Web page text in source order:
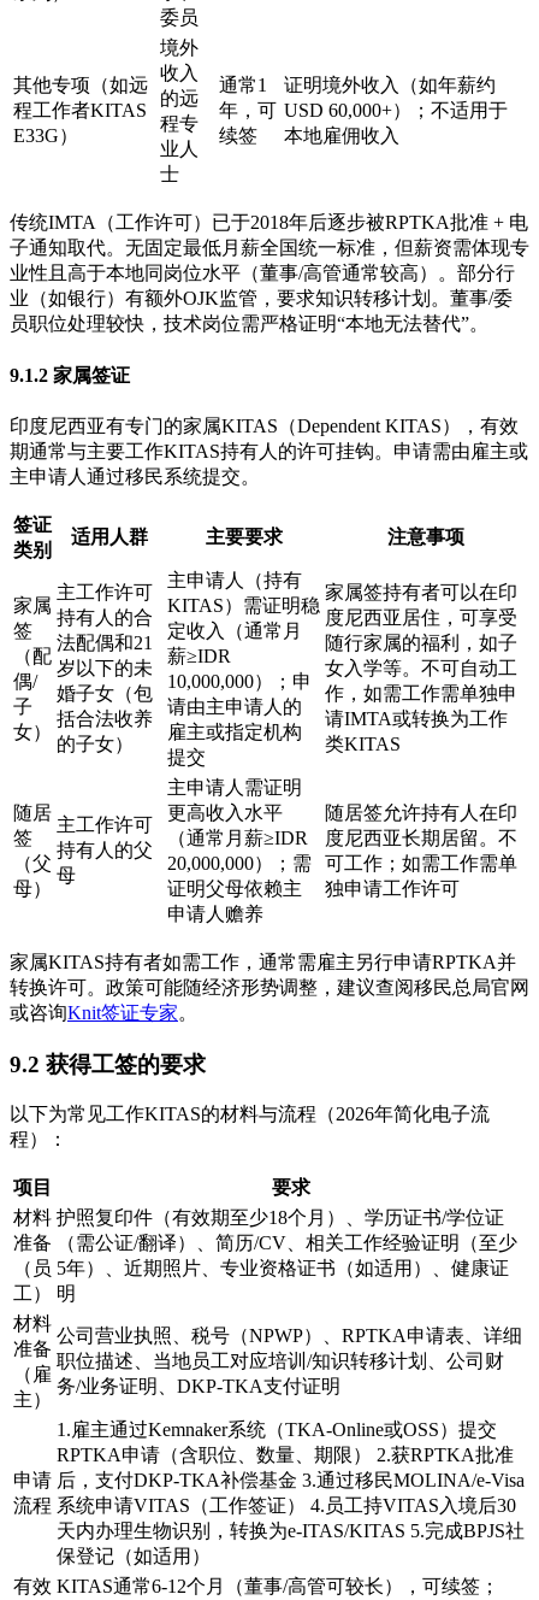
委员
其他专项（如远
程工作者KITAS
E33G）
境外
收入
的远
程专
业人
士
通常1
年，可
续签
证明境外收入（如年薪约
USD 60,000+）；不适用于
本地雇佣收入
传统IMTA（工作许可）已于2018年后逐步被RPTKA批准 + 电
子通知取代。无固定最低月薪全国统一标准，但薪资需体现专
业性且高于本地同岗位水平（董事/高管通常较高）。部分行
业（如银行）有额外OJK监管，要求知识转移计划。董事/委
员职位处理较快，技术岗位需严格证明“本地无法替代”。
9.1.2 家属签证
印度尼西亚有专门的家属KITAS（Dependent KITAS），有效
期通常与主要工作KITAS持有人的许可挂钩。申请需由雇主或
主申请人通过移民系统提交。
签证
类别
适用人群 主要要求 注意事项
家属
签
（配
偶/
子
女）
主工作许可
持有人的合
法配偶和21
岁以下的未
婚子女（包
括合法收养
的子女）
主申请人（持有
KITAS）需证明稳
定收入（通常月
薪≥IDR
10,000,000）；申
请由主申请人的
雇主或指定机构
提交
家属签持有者可以在印
度尼西亚居住，可享受
随行家属的福利，如子
女入学等。不可自动工
作，如需工作需单独申
请IMTA或转换为工作
类KITAS
随居
签
（父
母）
主工作许可
持有人的父
母
主申请人需证明
更高收入水平
（通常月薪≥IDR
20,000,000）；需
证明父母依赖主
申请人赡养
随居签允许持有人在印
度尼西亚长期居留。不
可工作；如需工作需单
独申请工作许可
家属KITAS持有者如需工作，通常需雇主另行申请RPTKA并
转换许可。政策可能随经济形势调整，建议查阅移民总局官网
或咨询Knit签证专家。
9.2 获得工签的要求
以下为常见工作KITAS的材料与流程（2026年简化电子流
程）：
项目
要求
材料
准备
（员
工）
护照复印件（有效期至少18个月）、学历证书/学位证
（需公证/翻译）、简历/CV、相关工作经验证明（至少
5年）、近期照片、专业资格证书（如适用）、健康证
明
材料
准备
（雇
主）
公司营业执照、税号（NPWP）、RPTKA申请表、详细
职位描述、当地员工对应培训/知识转移计划、公司财
务/业务证明、DKP-TKA支付证明
申请
流程
1.雇主通过Kemnaker系统（TKA-Online或OSS）提交
RPTKA申请（含职位、数量、期限） 2.获RPTKA批准
后，支付DKP-TKA补偿基金 3.通过移民MOLINA/e-Visa
系统申请VITAS（工作签证） 4.员工持VITAS入境后30
天内办理生物识别，转换为e-ITAS/KITAS 5.完成BPJS社
保登记（如适用）
有效 KITAS通常6-12个月（董事/高管可较长），可续签；